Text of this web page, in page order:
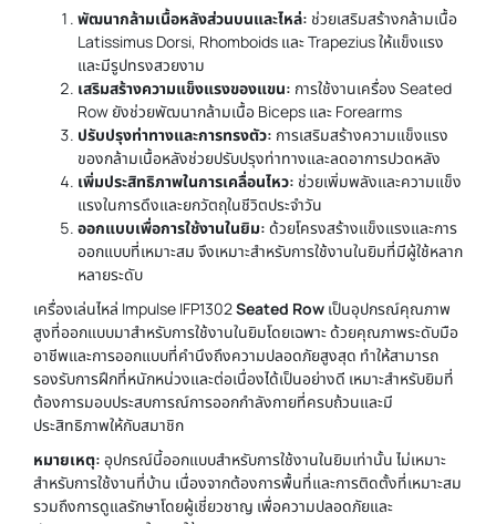
พัฒนากล้ามเนื้อหลังส่วนบนและไหล่: ช่วยเสริมสร้างกล้ามเนื้อ
Latissimus Dorsi, Rhomboids และ Trapezius ให้แข็งแรง
และมีรูปทรงสวยงาม
เสริมสร้างความแข็งแรงของแขน: การใช้งานเครื่อง Seated
Row ยังช่วยพัฒนากล้ามเนื้อ Biceps และ Forearms
ปรับปรุงท่าทางและการทรงตัว: การเสริมสร้างความแข็งแรง
ของกล้ามเนื้อหลังช่วยปรับปรุงท่าทางและลดอาการปวดหลัง
เพิ่มประสิทธิภาพในการเคลื่อนไหว: ช่วยเพิ่มพลังและความแข็ง
แรงในการดึงและยกวัตถุในชีวิตประจำวัน
ออกแบบเพื่อการใช้งานในยิม: ด้วยโครงสร้างแข็งแรงและการ
ออกแบบที่เหมาะสม จึงเหมาะสำหรับการใช้งานในยิมที่มีผู้ใช้หลาก
หลายระดับ
เครื่องเล่นไหล่ Impulse IFP1302Seated Row เป็นอุปกรณ์คุณภาพ
สูงที่ออกแบบมาสำหรับการใช้งานในยิมโดยเฉพาะ ด้วยคุณภาพระดับมือ
อาชีพและการออกแบบที่คำนึงถึงความปลอดภัยสูงสุด ทำให้สามารถ
รองรับการฝึกที่หนักหน่วงและต่อเนื่องได้เป็นอย่างดี เหมาะสำหรับยิมที่
ต้องการมอบประสบการณ์การออกกำลังกายที่ครบถ้วนและมี
ประสิทธิภาพให้กับสมาชิก
หมายเหตุ: อุปกรณ์นี้ออกแบบสำหรับการใช้งานในยิมเท่านั้น ไม่เหมาะ
สำหรับการใช้งานที่บ้าน เนื่องจากต้องการพื้นที่และการติดตั้งที่เหมาะสม
รวมถึงการดูแลรักษาโดยผู้เชี่ยวชาญ เพื่อความปลอดภัยและ